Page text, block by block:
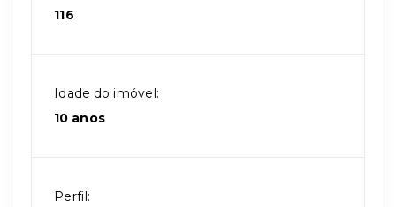
116
Idade do imóvel:
10 anos
Perfil: